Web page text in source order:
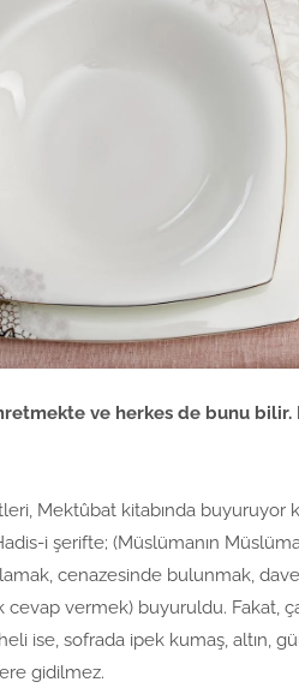
ve herkes de bunu
Mektûbat kitabında buyuruyor
i şerifte; (Müslümanın
cenazesinde bulunmak,
vermek) buyuruldu. Fakat,
ise, sofrada ipek kumaş, altın,
gidilmez.